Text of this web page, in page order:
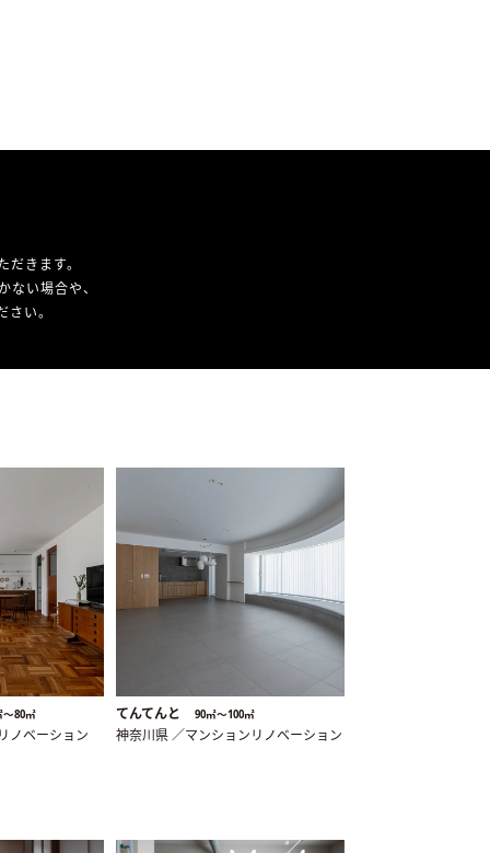
きます。
い場合や、
い。
〜80㎡
ノベーション
てんてんと 90㎡〜100㎡
神奈川県 ／マンションリノベーション